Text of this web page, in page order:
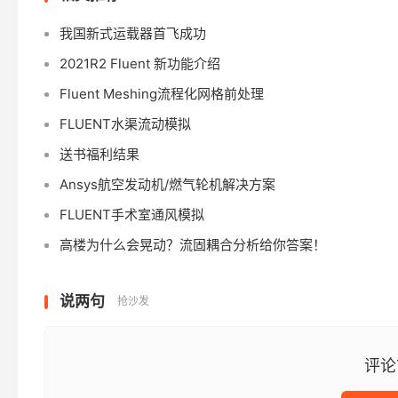
我国新式运载器首飞成功
2021R2 Fluent 新功能介绍
Fluent Meshing流程化网格前处理
FLUENT水渠流动模拟
送书福利结果
Ansys航空发动机/燃气轮机解决方案
FLUENT手术室通风模拟
高楼为什么会晃动？流固耦合分析给你答案！
说两句 抢沙发
评论